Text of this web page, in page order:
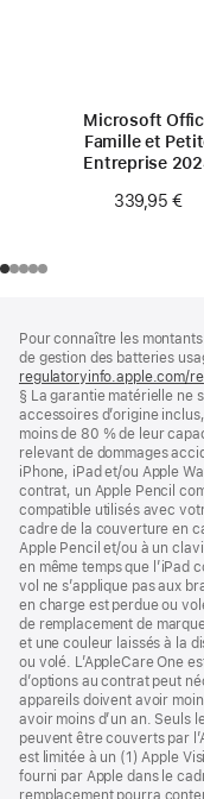
Microsoft
Famille et
Entreprise
339,95 €
de
page
de
bas
de
page
Pour connaître les
de gestion des batteries
regulatoryinfo.apple.com/
§ La garantie matérielle ne
accessoires d’origine
moins de 80 % de leur
relevant de dommages
iPhone, iPad et/ou Apple
contrat, un Apple Pencil
compatible utilisés avec
cadre de la couverture en
Apple Pencil et/ou à un
en même temps que l’iPad
vol ne s’applique pas aux
en charge est perdue ou
de remplacement de
et une couleur laissés à la
ou volé. L’AppleCare One
d’options au contrat peut
appareils doivent avoir
avoir moins d’un an. Seuls
peuvent être couverts par
est limitée à un (1) Apple
fourni par Apple dans le
remplacement pourra